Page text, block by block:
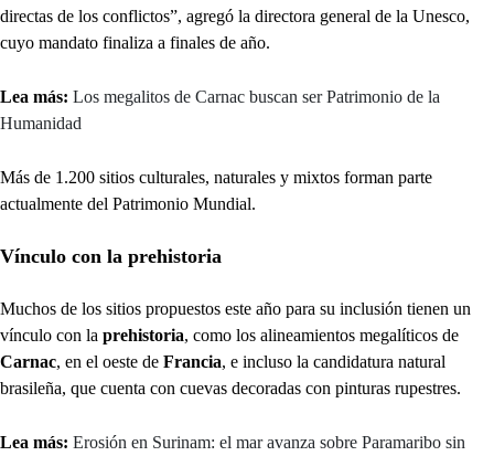
directas de los conflictos”, agregó la directora general de la Unesco,
cuyo mandato finaliza a finales de año.
Lea más: Los megalitos de Carnac buscan ser Patrimonio de la
Humanidad
Más de 1.200 sitios culturales, naturales y mixtos forman parte
actualmente del Patrimonio Mundial.
Vínculo con la prehistoria
Muchos de los sitios propuestos este año para su inclusión tienen un
vínculo con la prehistoria, como los alineamientos megalíticos de
Carnac, en el oeste de Francia, e incluso la candidatura natural
brasileña, que cuenta con cuevas decoradas con pinturas rupestres.
Lea más: Erosión en Surinam: el mar avanza sobre Paramaribo sin